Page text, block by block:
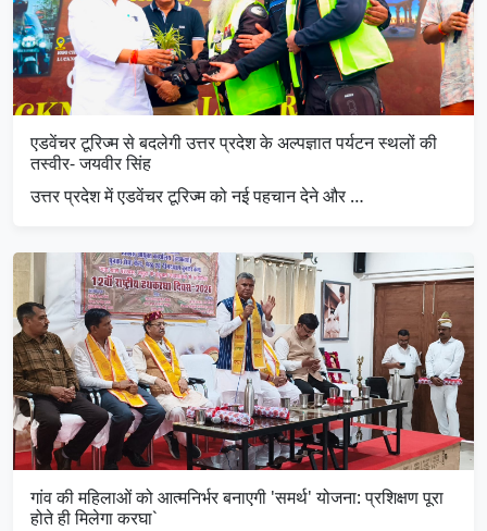
एडवेंचर टूरिज्म से बदलेगी उत्तर प्रदेश के अल्पज्ञात पर्यटन स्थलों की
तस्वीर- जयवीर सिंह
उत्तर प्रदेश में एडवेंचर टूरिज्म को नई पहचान देने और …
गांव की महिलाओं को आत्मनिर्भर बनाएगी 'समर्थ' योजना: प्रशिक्षण पूरा
होते ही मिलेगा करघा`